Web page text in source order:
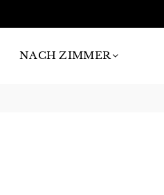
NACH ZIMMER